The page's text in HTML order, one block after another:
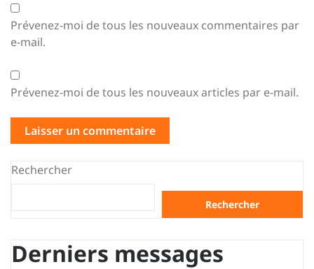
Prévenez-moi de tous les nouveaux commentaires par
e-mail.
Prévenez-moi de tous les nouveaux articles par e-mail.
Rechercher
Rechercher
Derniers messages